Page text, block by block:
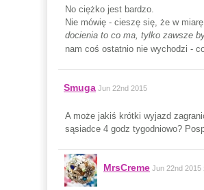
No ciężko jest bardzo.
Nie mówię - cieszę się, że w
docienia to co ma, tylko zawsze
nam coś ostatnio nie wychodzi -
Smuga Jun 22nd 2015
A może jakiś krótki wyjazd
sąsiadce 4 godz tygodniowo?
MrsCreme Jun 22nd 2015